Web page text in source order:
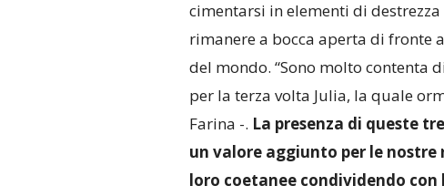
cimentarsi in elementi di
rimanere a bocca aperta di fronte
del mondo. “Sono molto contenta
per la terza volta Julia, la quale
Farina -. La presenza di queste
un valore aggiunto per le
loro coetanee condividendo con